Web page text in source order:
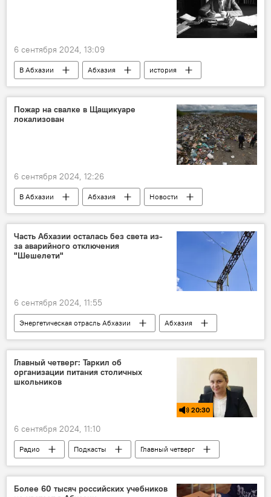
6 сентября 2024, 13:09
В Абхазии Абхазия
история
Максим Горький
литература
Пожар на свалке в Щащикуаре
локализован
6 сентября 2024, 12:26
В Абхазии Абхазия Новости
Часть Абхазии осталась без света из-
за аварийного отключения
"Шешелети"
6 сентября 2024, 11:55
Энергетическая отрасль Абхазии
Абхазия
Новости
Черноморэнерго
Главный четверг: Таркил об
организации питания столичных
школьников
20:30
6 сентября 2024, 11:10
Радио Подкасты
Главный четверг
Абхазия
Сухум
школы
здоровое питание
Более 60 тысяч российских учебников